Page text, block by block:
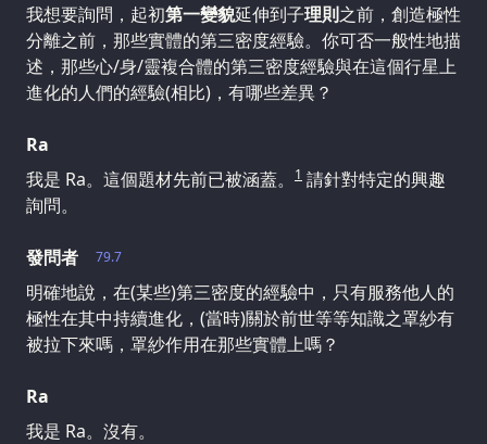
我想要詢問，起初第一變貌延伸到子理則之前，創造極性
分離之前，那些實體的第三密度經驗。你可否一般性地描
述，那些心/身/靈複合體的第三密度經驗與在這個行星上
進化的人們的經驗(相比)，有哪些差異？
Ra
我是 Ra。這個題材先前已被涵蓋。
1 請針對特定的興趣
詢問。
79.7
發問者
明確地說，在(某些)第三密度的經驗中，只有服務他人的
極性在其中持續進化，(當時)關於前世等等知識之罩紗有
被拉下來嗎，罩紗作用在那些實體上嗎？
Ra
我是 Ra。沒有。